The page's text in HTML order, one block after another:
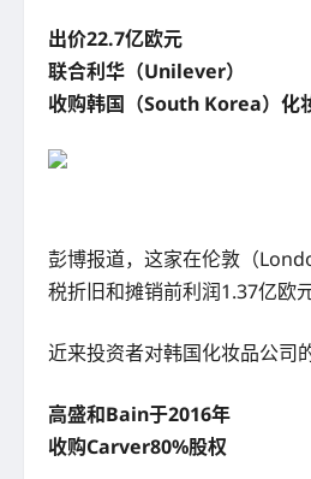
出价22.7亿欧元
联合利华（Unilever）
收购韩国（South Korea）化
彭博报道，这家在伦敦（
税折旧和摊销前利润1.37亿欧元
近来投资者对韩国化妆品公司
高盛和Bain于2016年
收购Carver80%股权